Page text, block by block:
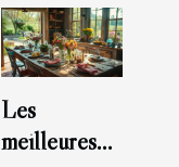
Les
meilleures